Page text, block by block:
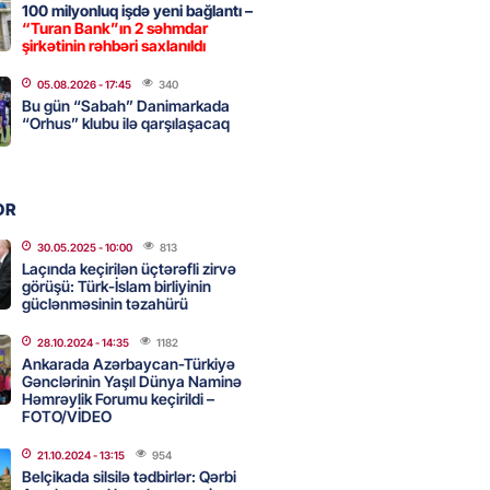
qadın qətlə yetirildi – Şübhəli
- 16:00 221
Azərbaycanlıların yemək
- 15:45
yeni səfirimiz kimdir? –
- 15:30 158
Səudiyyə Ərəbistanı və
100 milyonluq işdə yeni bağlantı –
“Turan Bank”ın 2 səhmdar
şirkətinin rəhbəri saxlanıldı
05.08.2026- 17:45 340
Bu gün “Sabah” Danimarkada
“Orhus” klubu ilə qarşılaşacaq
30.05.2025- 10:00 813
Laçında keçirilən üçtərəfli zirvə
görüşü: Türk-İslam birliyinin
güclənməsinin təzahürü
28.10.2024- 14:35 1182
Ankarada Azərbaycan-Türkiyə
Gənclərinin Yaşıl Dünya Naminə
Həmrəylik Forumu keçirildi –
FOTO/VİDEO
21.10.2024- 13:15 954
Belçikada silsilə tədbirlər: Qərbi